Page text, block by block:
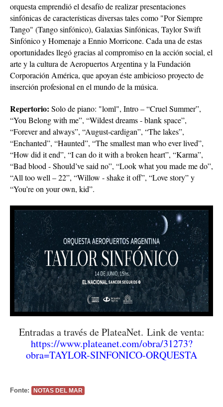
orquesta emprendió el desafío de realizar presentaciones
sinfónicas de características diversas tales como "Por Siempre
Tango" (Tango sinfónico), Galaxias Sinfónicas, Taylor Swift
Sinfónico y Homenaje a Ennio Morricone. Cada una de estas
oportunidades llegó gracias al compromiso en la acción social, el
arte y la cultura de Aeropuertos Argentina y la Fundación
Corporación América, que apoyan éste ambicioso proyecto de
inserción profesional en el mundo de la música.
Repertorio: Solo de piano: "loml", Intro – “Cruel Summer”,
“You Belong with me”, “Wildest dreams - blank space”,
“Forever and always”, “August-cardigan”, “The lakes”,
“Enchanted”, “Haunted”, “The smallest man who ever lived”,
“How did it end”, “I can do it with a broken heart”, “Karma”,
“Bad blood - Should’ve said no”, “Look what you made me do”,
“All too well – 22”, “Willow - shake it off”, “Love story” y
“You’re on your own, kid”.
Entradas a través de PlateaNet. Link de venta:
https://www.plateanet.com/obra/31273?
obra=TAYLOR-SINFONICO-ORQUESTA
Fonte: NOTAS DEL MAR